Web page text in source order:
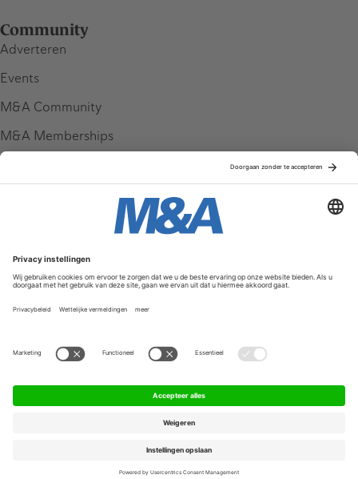
Community
Adverteren
Events
M&A Community
M&A Memberships
Service & Contact
Contact
FAQ
Werken bij ons
Algemene Voorwaarden